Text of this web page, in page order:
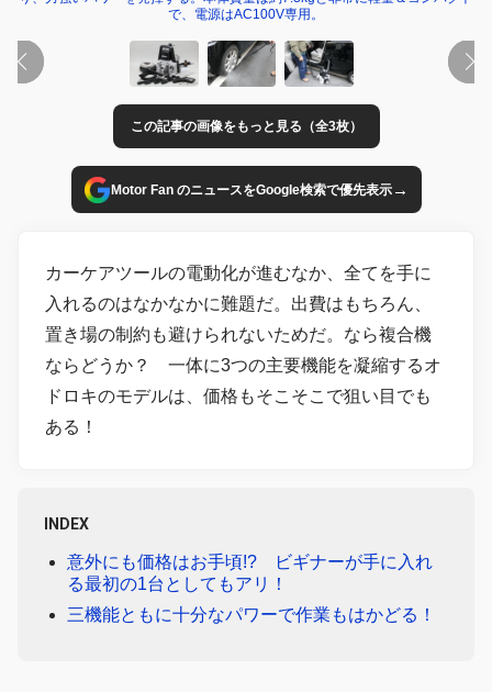
で、電源はAC100V専用。
この記事の画像をもっと見る（全3枚）
Motor Fan のニュースをGoogle検索で優先表示→
カーケアツールの電動化が進むなか、全てを手に
入れるのはなかなかに難題だ。出費はもちろん、
置き場の制約も避けられないためだ。なら複合機
ならどうか？ 一体に3つの主要機能を凝縮するオ
ドロキのモデルは、価格もそこそこで狙い目でも
ある！
INDEX
意外にも価格はお手頃!? ビギナーが手に入れ
る最初の1台としてもアリ！
三機能ともに十分なパワーで作業もはかどる！